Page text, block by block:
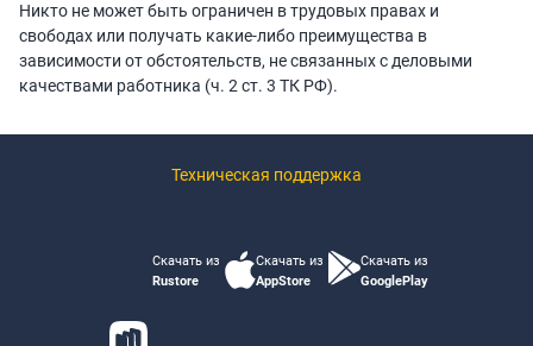
Никто не может быть ограничен в трудовых правах и
свободах или получать какие-либо преимущества в
зависимости от обстоятельств, не связанных с деловыми
качествами работника (ч. 2 ст. 3 ТК РФ).
Техническая поддержка
Скачать из
Rustore
Скачать из
AppStore
Скачать из
GooglePlay